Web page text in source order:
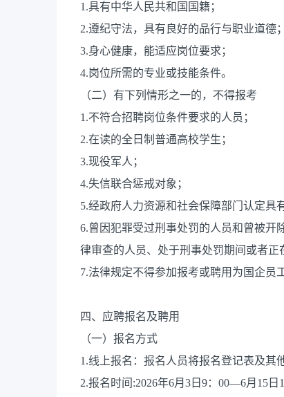
1.具有中华人民共和国国籍；
2.遵纪守法，具有良好的品行与职业道德；
3.身心健康，能适应岗位要求；
4.岗位所需的专业或技能条件。
（二）有下列情形之一的，不得报考
1.不符合招聘岗位条件要求的人员；
2.在读的全日制普通高校学生；
3.现役军人；
4.失信联合惩戒对象；
5.经政府人力资源和社会保障部门认定具
6.曾因犯罪受过刑事处罚的人员和曾被开
律审查的人员、处于刑事处罚期间或者正
7.法律规定不得参加报考或聘用为国企员
四、应聘报名及聘用
（一）报名方式
1.线上报名：报名人员将报名登记表及其
2.报名时间:2026年6月3日9：00—6月15日